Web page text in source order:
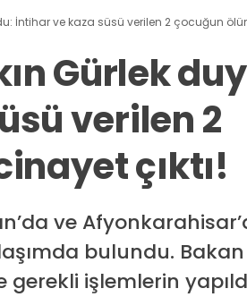
İntihar ve kaza süsü verilen 2 çocuğun
Gürlek
verilen 2
çıktı!
ve
bulundu.
işlemlerin